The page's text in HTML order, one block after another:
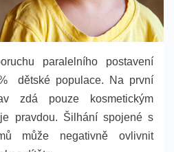
paralelního postavení
dětské populace. Na první
zdá pouze kosmetickým
pravdou. Šilhání spojené s
může negativně ovlivnit